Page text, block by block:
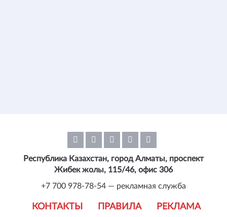
КОНТАКТЫ ПРАВИЛА РЕКЛАМА
Республика Казахстан, город Алматы, проспект
Жибек жолы, 115/46, офис 306
+7 700 978-78-54 — рекламная служба